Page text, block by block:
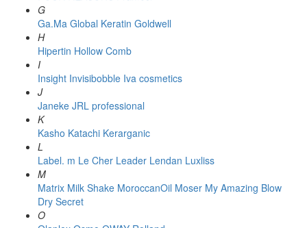
G
Ga.Ma Global Keratin Goldwell
H
Hipertin Hollow Comb
I
Insight Invisibobble Iva cosmetics
J
Janeke JRL professional
K
Kasho Katachi Kerarganic
L
Label. m Le Cher Leader Lendan Luxliss
M
Matrix Milk Shake MoroccanOil Moser My Amazing Blow
Dry Secret
O